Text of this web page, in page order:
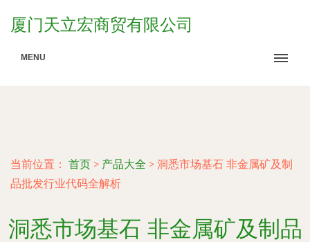
厦门天立宏商贸有限公司
MENU
当前位置： 首页 > 产品大全 > 洞悉市场基石 非金属矿及制
品批发行业代码全解析
洞悉市场基石 非金属矿及制品